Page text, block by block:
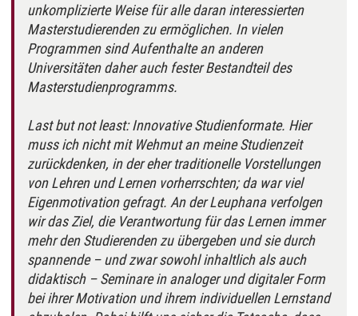
unkomplizierte Weise für alle daran interessierten
Masterstudierenden zu ermöglichen. In vielen
Programmen sind Aufenthalte an anderen
Universitäten daher auch fester Bestandteil des
Masterstudienprogramms.
Last but not least: Innovative Studienformate. Hier
muss ich nicht mit Wehmut an meine Studienzeit
zurückdenken, in der eher traditionelle Vorstellungen
von Lehren und Lernen vorherrschten; da war viel
Eigenmotivation gefragt. An der Leuphana verfolgen
wir das Ziel, die Verantwortung für das Lernen immer
mehr den Studierenden zu übergeben und sie durch
spannende – und zwar sowohl inhaltlich als auch
didaktisch – Seminare in analoger und digitaler Form
bei ihrer Motivation und ihrem individuellen Lernstand